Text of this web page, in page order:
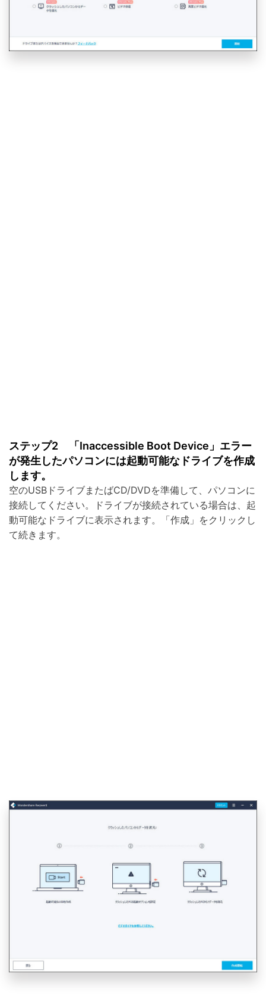
ステップ2 「Inaccessible Boot Device」エラー
が発生したパソコンには起動可能なドライブを作成
します。
空のUSBドライブまたばCD/DVDを準備して、パソコンに
接続してください。ドライブが接続されている場合は、起
動可能なドライブに表示されます。「作成」をクリックし
て続きます。